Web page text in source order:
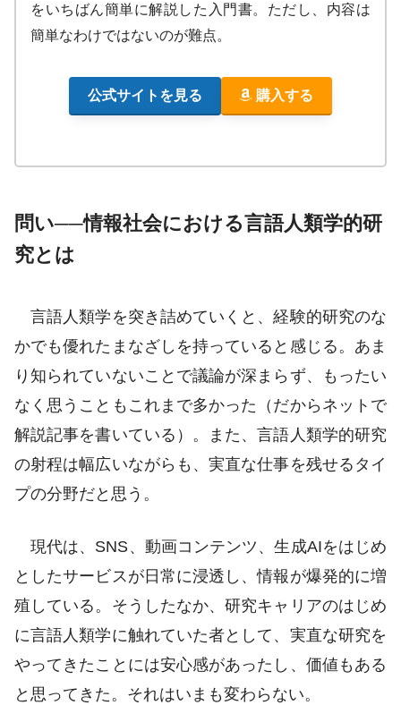
をいちばん簡単に解説した入門書。ただし、内容は
簡単なわけではないのが難点。
公式サイトを見る 購入する
問い──情報社会における言語人類学的研
究とは
言語人類学を突き詰めていくと、経験的研究のな
かでも優れたまなざしを持っていると感じる。あま
り知られていないことで議論が深まらず、もったい
なく思うこともこれまで多かった（だからネットで
解説記事を書いている）。また、言語人類学的研究
の射程は幅広いながらも、実直な仕事を残せるタイ
プの分野だと思う。
現代は、SNS、動画コンテンツ、生成AIをはじめ
としたサービスが日常に浸透し、情報が爆発的に増
殖している。そうしたなか、研究キャリアのはじめ
に言語人類学に触れていた者として、実直な研究を
やってきたことには安心感があったし、価値もある
と思ってきた。それはいまも変わらない。